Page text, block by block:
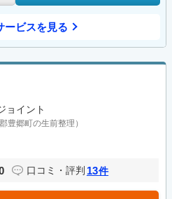
ービスを見る
ョイント
豊郷町の生前整理）
口コミ・評判 13件